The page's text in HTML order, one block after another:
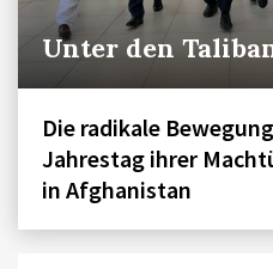
Unter den
Die radikale
Jahrestag ihrer
in Afghanistan